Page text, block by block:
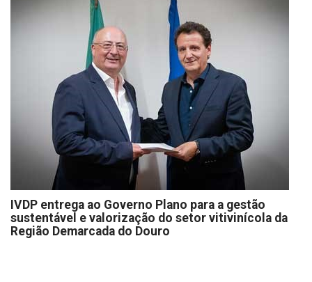
IVDP entrega ao Governo Plano para a gestão
sustentável e valorização do setor vitivinícola da
Região Demarcada do Douro